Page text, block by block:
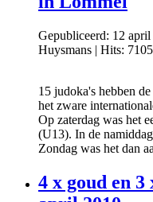
Gepubliceerd: 12
Huysmans | Hits: 7105
15 judoka's hebben
het zware
Op zaterdag was het
(U13). In de
Zondag was het dan
4 x goud en